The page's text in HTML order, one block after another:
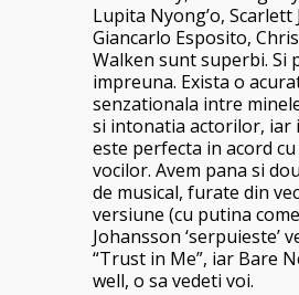
Lupita Nyong’o, Scarlett
Giancarlo Esposito,
Walken sunt superbi. Si
impreuna. Exista o
senzationala intre
si intonatia actorilor, iar
este perfecta in acord
vocilor. Avem pana si
de musical, furate din
versiune (cu putina
Johansson ‘serpuieste’
“Trust in Me”, iar Bare
well, o sa vedeti voi.